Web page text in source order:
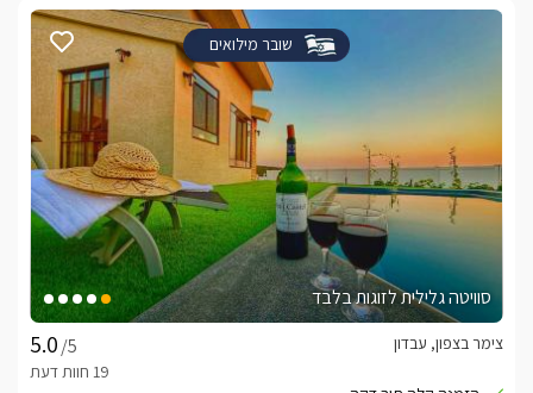
שובר מילואים
סוויטה גלילית לזוגות בלבד
/5
צימר בצפון, עבדון